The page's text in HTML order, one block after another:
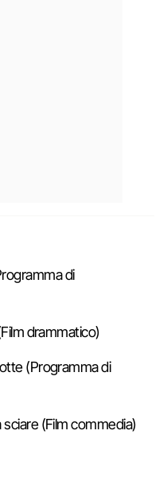
di
drammatico)
(Programma di
sciare (Film commedia)